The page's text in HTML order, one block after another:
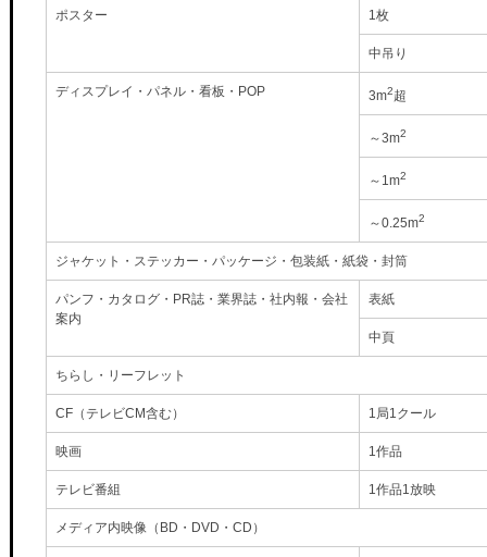
ポスター 1枚
中吊り
ディスプレイ・パネル・看板・POP 3m2超
～3m2
～1m2
～0.25m2
ジャケット・ステッカー・パッケージ・包装紙・紙袋・封筒
パンフ・カタログ・PR誌・業界誌・社内報・会社
案内
表紙
中頁
ちらし・リーフレット
CF（テレビCM含む） 1局1クール
映画 1作品
テレビ番組 1作品1放映
メディア内映像（BD・DVD・CD）